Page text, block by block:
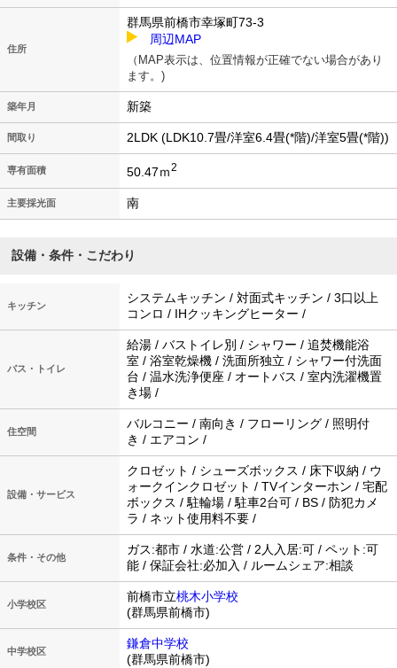
住所
群馬県前橋市幸塚町73-3
周辺MAP
（MAP表示は、位置情報が正確でない場合があり
ます。)
築年月 新築
間取り 2LDK (LDK10.7畳/洋室6.4畳(*階)/洋室5畳(*階))
専有面積 50.47ｍ2
主要採光面 南
設備・条件・こだわり
キッチン
システムキッチン / 対面式キッチン / 3口以上
コンロ / IHクッキングヒーター /
バス・トイレ
給湯 / バストイレ別 / シャワー / 追焚機能浴
室 / 浴室乾燥機 / 洗面所独立 / シャワー付洗面
台 / 温水洗浄便座 / オートバス / 室内洗濯機置
き場 /
住空間
バルコニー / 南向き / フローリング / 照明付
き / エアコン /
設備・サービス
クロゼット / シューズボックス / 床下収納 / ウ
ォークインクロゼット / TVインターホン / 宅配
ボックス / 駐輪場 / 駐車2台可 / BS / 防犯カメ
ラ / ネット使用料不要 /
条件・その他
ガス:都市 / 水道:公営 / 2人入居:可 / ペット:可
能 / 保証会社:必加入 / ルームシェア:相談
小学校区
前橋市立桃木小学校
(群馬県前橋市)
中学校区
鎌倉中学校
(群馬県前橋市)